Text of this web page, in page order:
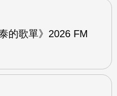
的歌單》2026 FM